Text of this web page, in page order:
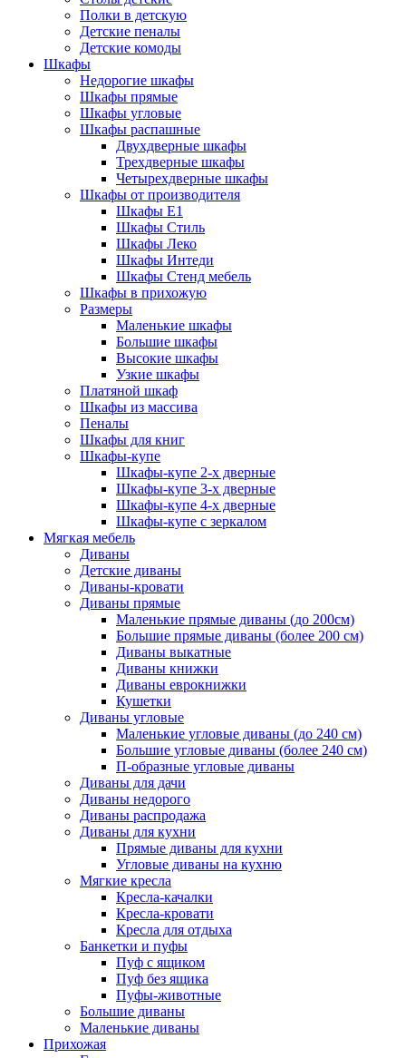
Полки в детскую
Детские пеналы
Детские комоды
Шкафы
Недорогие шкафы
Шкафы прямые
Шкафы угловые
Шкафы распашные
Двухдверные шкафы
Трехдверные шкафы
Четырехдверные шкафы
Шкафы от производителя
Шкафы E1
Шкафы Стиль
Шкафы Леко
Шкафы Интеди
Шкафы Стенд мебель
Шкафы в прихожую
Размеры
Маленькие шкафы
Большие шкафы
Высокие шкафы
Узкие шкафы
Платяной шкаф
Шкафы из массива
Пеналы
Шкафы для книг
Шкафы-купе
Шкафы-купе 2-х дверные
Шкафы-купе 3-х дверные
Шкафы-купе 4-х дверные
Шкафы-купе с зеркалом
Мягкая мебель
Диваны
Детские диваны
Диваны-кровати
Диваны прямые
Маленькие прямые диваны (до 200см)
Большие прямые диваны (более 200 см)
Диваны выкатные
Диваны книжки
Диваны еврокнижки
Кушетки
Диваны угловые
Маленькие угловые диваны (до 240 см)
Большие угловые диваны (более 240 см)
П-образные угловые диваны
Диваны для дачи
Диваны недорого
Диваны распродажа
Диваны для кухни
Прямые диваны для кухни
Угловые диваны на кухню
Мягкие кресла
Кресла-качалки
Кресла-кровати
Кресла для отдыха
Банкетки и пуфы
Пуф с ящиком
Пуф без ящика
Пуфы-животные
Большие диваны
Маленькие диваны
Прихожая